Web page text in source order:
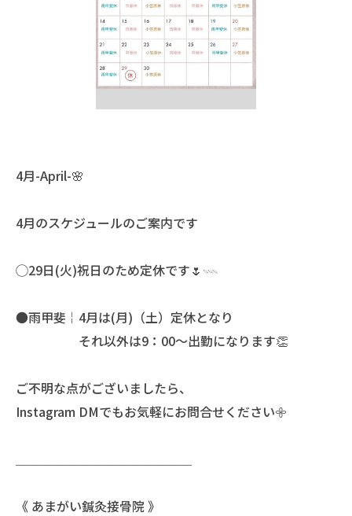
4月-April-🌸
4月のスケジュールのご案内です
◯29日(火)祝日のため定休です🌷𓇠
●雨甲斐￤4月は(月)（土）定休となり
それ以外は9：00〜出勤になります👏
ご不明な点がございましたら、
Instagram DMでもお気軽にお問合せください𖧷
《 あまがい鍼灸接骨院 》